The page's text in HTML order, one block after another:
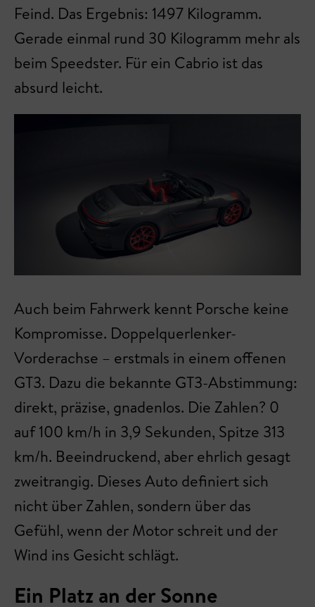
Feind. Das Ergebnis: 1497 Kilogramm.
Gerade einmal rund 30 Kilogramm mehr als
beim Speedster. Für ein Cabrio ist das
absurd leicht.
Auch beim Fahrwerk kennt Porsche keine
Kompromisse. Doppelquerlenker-
Vorderachse – erstmals in einem offenen
GT3. Dazu die bekannte GT3-Abstimmung:
direkt, präzise, gnadenlos. Die Zahlen? 0
auf 100 km/h in 3,9 Sekunden, Spitze 313
km/h. Beeindruckend, aber ehrlich gesagt
zweitrangig. Dieses Auto definiert sich
nicht über Zahlen, sondern über das
Gefühl, wenn der Motor schreit und der
Wind ins Gesicht schlägt.
Ein Platz an der Sonne